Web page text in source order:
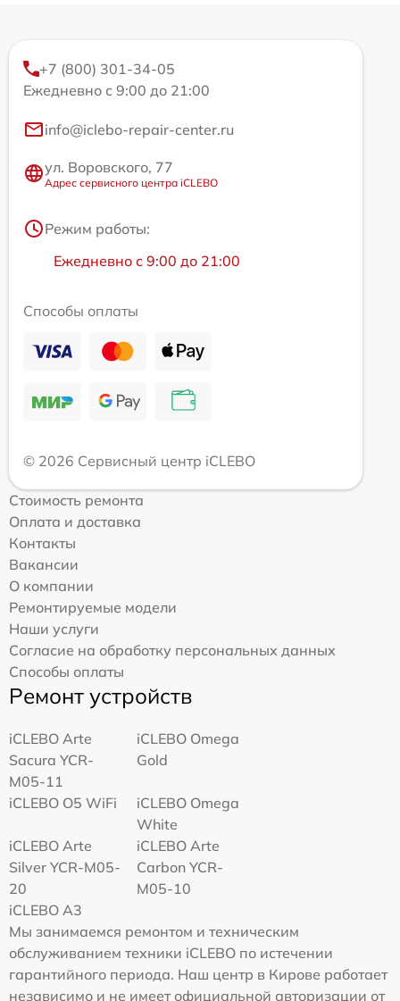
+7 (800) 301-34-05
Ежедневно с 9:00 до 21:00
info@iclebo-repair-center.ru
ул. Воровского, 77
Адрес сервисного центра iCLEBO
Режим работы:
Ежедневно с 9:00 до 21:00
Способы оплаты
© 2026 Сервисный центр iCLEBO
Стоимость ремонта
Оплата и доставка
Контакты
Вакансии
О компании
Ремонтируемые модели
Наши услуги
Согласие на обработку персональных данных
Способы оплаты
Ремонт устройств
iCLEBO Arte
Sacura YCR-
M05-11
iCLEBO Omega
Gold
iCLEBO O5 WiFi
iCLEBO Omega
White
iCLEBO Arte
Silver YCR-M05-
20
iCLEBO Arte
Carbon YCR-
M05-10
iCLEBO A3
Мы занимаемся ремонтом и техническим
обслуживанием техники iCLEBO по истечении
гарантийного периода. Наш центр в Кирове работает
независимо и не имеет официальной авторизации от